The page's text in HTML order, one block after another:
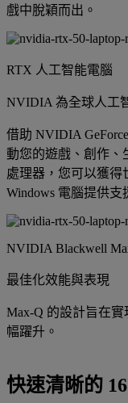
戲中脫穎而出。
RTX 人工智能電腦
NVIDIA 為全球人工
借助 NVIDIA
動您的遊戲、創作、
處理器，您可以獲得
Windows 電腦提供支
NVIDIA Blackwell
最佳化效能與表現
Max-Q 的設計旨在
幅躍升。
快速清晰的